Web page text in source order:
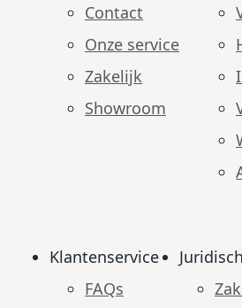
Contact
Onze service
Zakelijk
Showroom
Klantenservice
FAQs